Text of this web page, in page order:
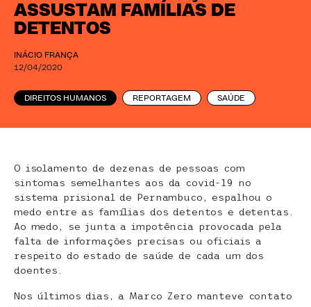
ASSUSTAM FAMÍLIAS DE
DETENTOS
INÁCIO FRANÇA
12/04/2020
DIREITOS HUMANOS REPORTAGEM SAÚDE
O isolamento de dezenas de pessoas com
sintomas semelhantes aos da covid-19 no
sistema prisional de Pernambuco, espalhou o
medo entre as famílias dos detentos e detentas.
Ao medo, se junta a impotência provocada pela
falta de informações precisas ou oficiais a
respeito do estado de saúde de cada um dos
doentes.
Nos últimos dias, a Marco Zero manteve contato